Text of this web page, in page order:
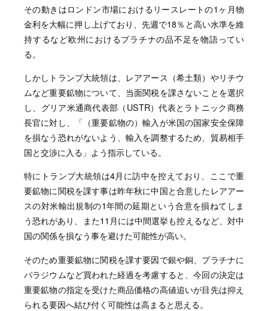
その動きはロンドン市場におけるリースレートの1ヶ月物
金利を大幅に押し上げており、先週で18％と高い水準を維
持するなど欧州におけるプラチナの品不足を物語ってい
る。
しかしトランプ大統領は、レアアース（希土類）やリチウ
ムなど重要鉱物について、当面関税を課さないことを選択
し、グリア米通商代表部（USTR）代表とラトニック商務
長官に対し、「（重要鉱物の）輸入が米国の国家安全保障
を損なう恐れがないよう、輸入を調整するため、貿易相手
国と交渉に入る」よう指示している。
特にトランプ大統領は4月に訪中を控えており、ここで重
要鉱物に関税を課す事は昨年秋に中国と合意したレアアー
スの対米輸出規制の1年間の延期という合意を損ねてしま
う恐れがあり、また11月には中間選挙も控えるなど、対中
国の関係を損なう事を避けた可能性が高い。
そのため重要鉱物に関税を課す要因で銀や銅、プラチナに
パラジウムなど買われた経過を考慮すると、今回の決定は
重要鉱物の指定を受けた商品価格の高値追いが目先は抑え
られる要因へ結び付く可能性は高まると思える。